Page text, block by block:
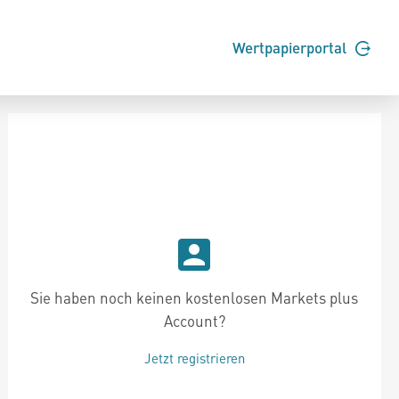
Wertpapierportal
Sie haben noch keinen kostenlosen Markets plus
Account?
Jetzt registrieren